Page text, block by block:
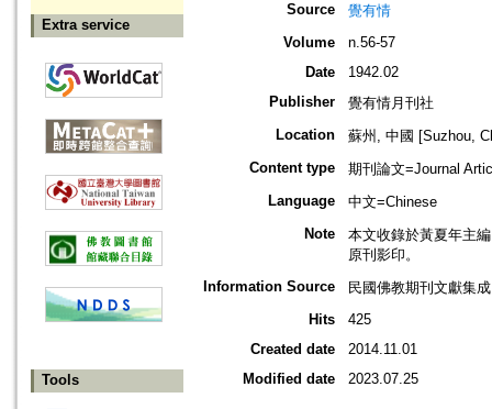
Extra service
Tools
Source
覺有情
Volume
n.56-57
Date
1942.02
Publisher
覺有情月刊社
Location
蘇州, 中國 [Suzhou,
Content type
期刊論文=Journal
Language
中文=Chinese
Note
本文收錄於黃夏年主
原刊影印。
Information Source
民國佛教期刊文獻集
Hits
425
Created date
2014.11.01
Modified date
2023.07.25